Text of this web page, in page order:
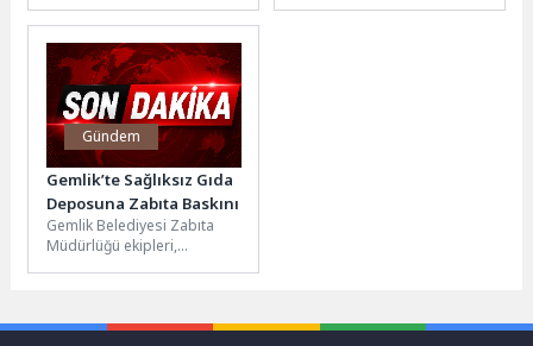
uzmanlar eşliğinde sabah
egzersizi yapıldı.
Kişiselleştirilmiş ve
Fonksiyonel...
Gündem
Gemlik’te Sağlıksız Gıda
Deposuna Zabıta Baskını
Gemlik Belediyesi Zabıta
Müdürlüğü ekipleri,
sağlığını tehdit...